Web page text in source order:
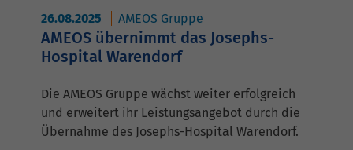
26.08.2025 AMEOS Gruppe
AMEOS übernimmt das Josephs-
Hospital Warendorf
Die AMEOS Gruppe wächst weiter erfolgreich
und erweitert ihr Leistungsangebot durch die
Übernahme des Josephs-Hospital Warendorf.